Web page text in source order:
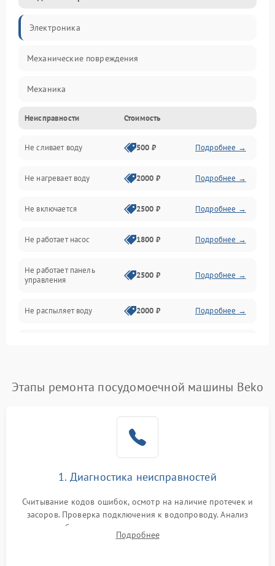
Электроника
Механические повреждения
Механика
Управление
Электропитание
Датчики
Нагрев
Вода
Гигиена
Программное обеспечение
Неисправности Стоимость
Не сливает воду 500 ₽ Подробнее →
Не нагревает воду 2000 ₽ Подробнее →
Не включается 2500 ₽ Подробнее →
Не работает насос 1800 ₽ Подробнее →
Не работает панель
управления
2500 ₽ Подробнее →
Не распыляет воду 2000 ₽ Подробнее →
воды
1800 ₽ Подробнее →
Проблемы с
Этапы ремонта посудомоечной машины Beko
1. Диагностика неисправностей
Считывание кодов ошибок, осмотр на наличие протечек и
засоров. Проверка подключения к водопроводу. Анализ
жалоб на отсутствие слива, нагрева, вращения
разбрызгивателей или срабатывание системы защиты
Подробнее